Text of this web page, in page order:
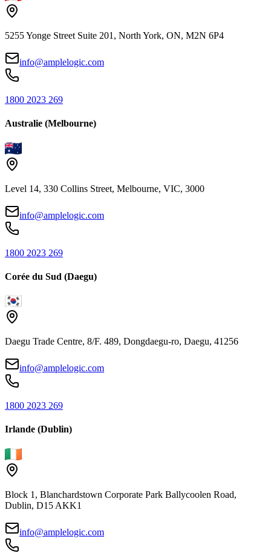
5255 Yonge Street Suite 201, North York, ON, M2N 6P4
info@amplelogic.com
1800 2023 269
Australie (Melbourne)
Level 14, 330 Collins Street, Melbourne, VIC, 3000
info@amplelogic.com
1800 2023 269
Corée du Sud (Daegu)
Daegu Trade Centre, 8/F. 489, Dongdaegu-ro, Daegu, 41256
info@amplelogic.com
1800 2023 269
Irlande (Dublin)
Block 1, Blanchardstown Corporate Park Ballycoolen Road,
Dublin, D15 AKK1
info@amplelogic.com